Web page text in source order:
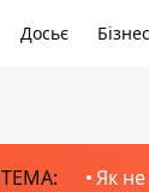
Досьє Бізнес
Як